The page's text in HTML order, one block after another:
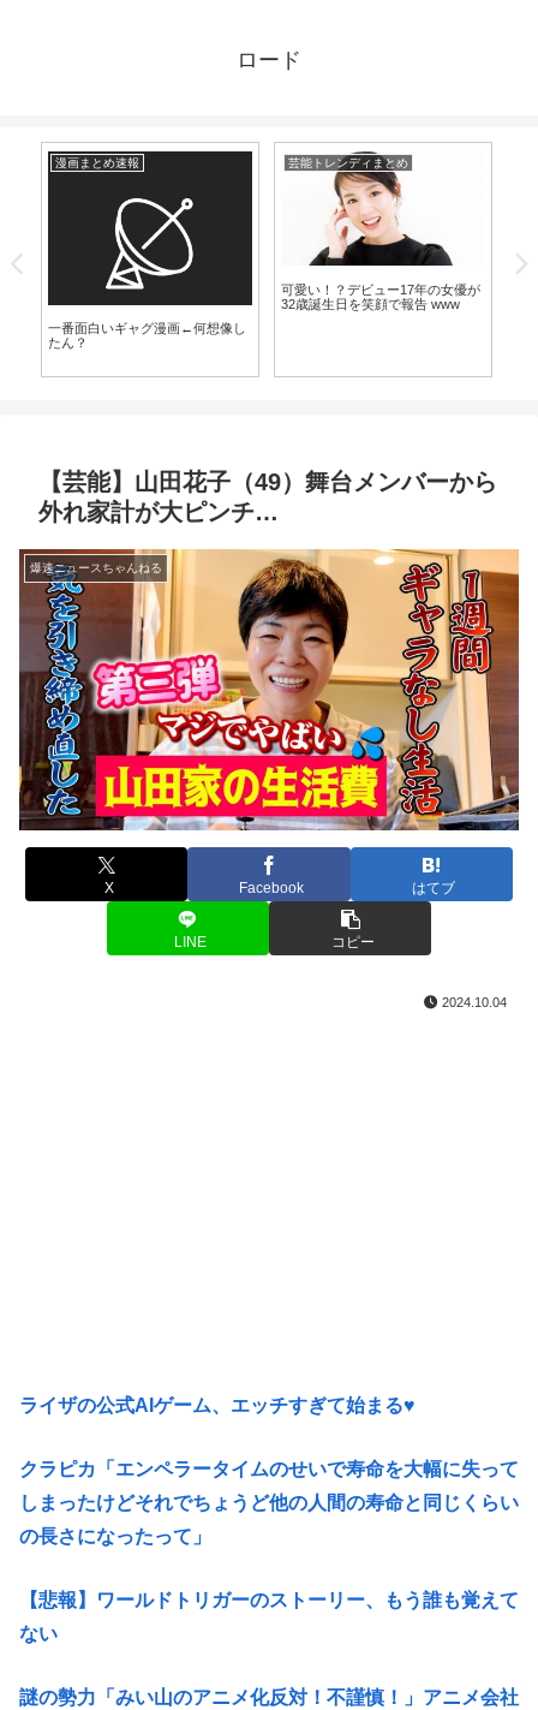
ロード
漫画まとめ速報
一番面白いギャグ漫画←何想像し
たん？
芸能トレンディまとめ
可愛い！？デビュー17年の女優が
32歳誕生日を笑顔で報告 www
【芸能】山田花子（49）舞台メンバーから
外れ家計が大ピンチ…
爆速ニュースちゃんねる
X Facebook はてブ
LINE コピー
2024.10.04
ライザの公式AIゲーム、エッチすぎて始まる♥
クラピカ「エンペラータイムのせいで寿命を大幅に失って
しまったけどそれでちょうど他の人間の寿命と同じくらい
の長さになったって」
【悲報】ワールドトリガーのストーリー、もう誰も覚えて
ない
謎の勢力「みい山のアニメ化反対！不謹慎！」アニメ会社